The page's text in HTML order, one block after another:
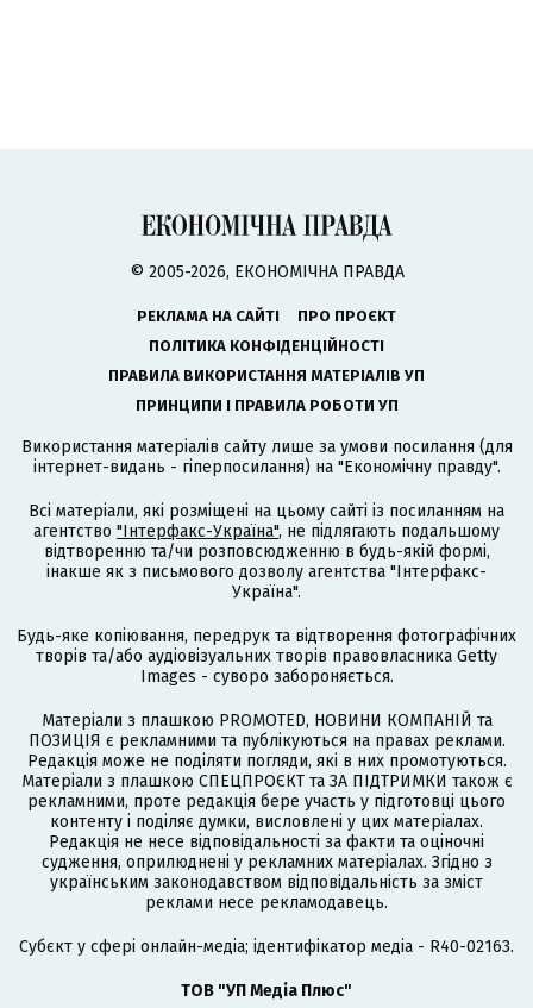
© 2005-2026, ЕКОНОМІЧНА ПРАВДА
РЕКЛАМА НА САЙТІ
ПРО ПРОЄКТ
ПОЛІТИКА КОНФІДЕНЦІЙНОСТІ
ПРАВИЛА ВИКОРИСТАННЯ МАТЕРІАЛІВ УП
ПРИНЦИПИ І ПРАВИЛА РОБОТИ УП
Використання матеріалів сайту лише за умови посилання (для
інтернет-видань - гіперпосилання) на "Економічну правду".
Всі матеріали, які розміщені на цьому сайті із посиланням на
агентство "Інтерфакс-Україна", не підлягають подальшому
відтворенню та/чи розповсюдженню в будь-якій формі,
інакше як з письмового дозволу агентства "Інтерфакс-
Україна".
Будь-яке копіювання, передрук та відтворення фотографічних
творів та/або аудіовізуальних творів правовласника Getty
Images - суворо забороняється.
Матеріали з плашкою PROMOTED, НОВИНИ КОМПАНІЙ та
ПОЗИЦІЯ є рекламними та публікуються на правах реклами.
Редакція може не поділяти погляди, які в них промотуються.
Матеріали з плашкою СПЕЦПРОЄКТ та ЗА ПІДТРИМКИ також є
рекламними, проте редакція бере участь у підготовці цього
контенту і поділяє думки, висловлені у цих матеріалах.
Редакція не несе відповідальності за факти та оціночні
судження, оприлюднені у рекламних матеріалах. Згідно з
українським законодавством відповідальність за зміст
реклами несе рекламодавець.
Cубєкт у сфері онлайн-медіа; ідентифікатор медіа - R40-02163.
ТОВ "УП Медіа Плюс"